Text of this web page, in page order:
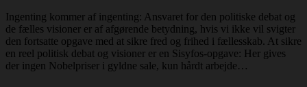
Ingenting kommer af ingenting: Ansvaret for den politiske debat og
de fælles visioner er af afgørende betydning, hvis vi ikke vil svigter
den fortsatte opgave med at sikre fred og frihed i fællesskab. At sikre
en reel politisk debat og visioner er en Sisyfos-opgave: Her gives
der ingen Nobelpriser i gyldne sale, kun hårdt arbejde…